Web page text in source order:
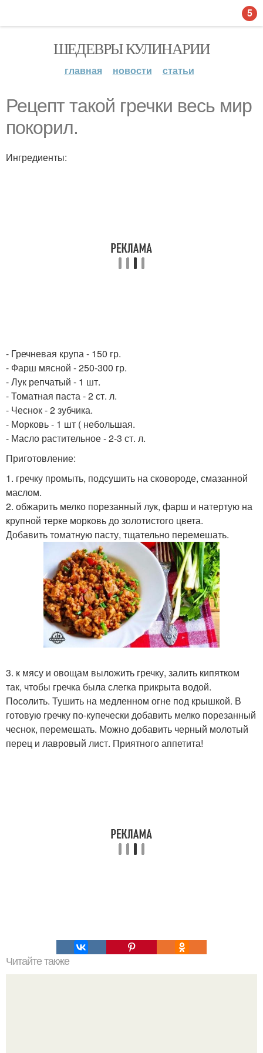
ШЕДЕВРЫ КУЛИНАРИИ
главная новости статьи
Рецепт такой гречки весь мир
покорил.
Ингредиенты:
- Гречневая крупа - 150 гр.
- Фарш мясной - 250-300 гр.
- Лук репчатый - 1 шт.
- Томатная паста - 2 ст. л.
- Чеснок - 2 зубчика.
- Морковь - 1 шт ( небольшая.
- Масло растительное - 2-3 ст. л.
Приготовление:
1. гречку промыть, подсушить на сковороде, смазанной
маслом.
2. обжарить мелко порезанный лук, фарш и натертую на
крупной терке морковь до золотистого цвета.
Добавить томатную пасту, тщательно перемешать.
3. к мясу и овощам выложить гречку, залить кипятком
так, чтобы гречка была слегка прикрыта водой.
Посолить. Тушить на медленном огне под крышкой. В
готовую гречку по-купечески добавить мелко порезанный
чеснок, перемешать. Можно добавить черный молотый
перец и лавровый лист. Приятного аппетита!
Читайте также
5